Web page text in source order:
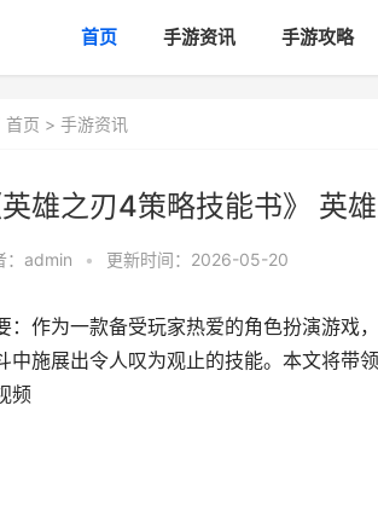
首页 手游资讯 手游攻略
首页 > 手游资讯
英雄之刃4策略技能书》 英
admin • 更新时间：2026-05-20
：作为一款备受玩家热爱的角色扮演游戏
中施展出令人叹为观止的技能。本文将带
频